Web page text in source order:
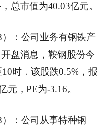
总市值为40.03亿元。
：公司业务有钢铁产
盘消息，鞍钢股份今
时，该股跌0.5%，报
元，PE为-3.16。
：公司从事特种钢